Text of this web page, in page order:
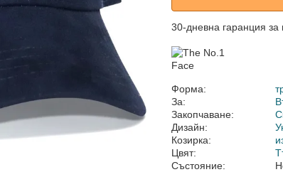
30-дневна гаранция
Форма:
За:
Закопчаване:
Дизайн:
Козирка:
Цвят:
Състояние: